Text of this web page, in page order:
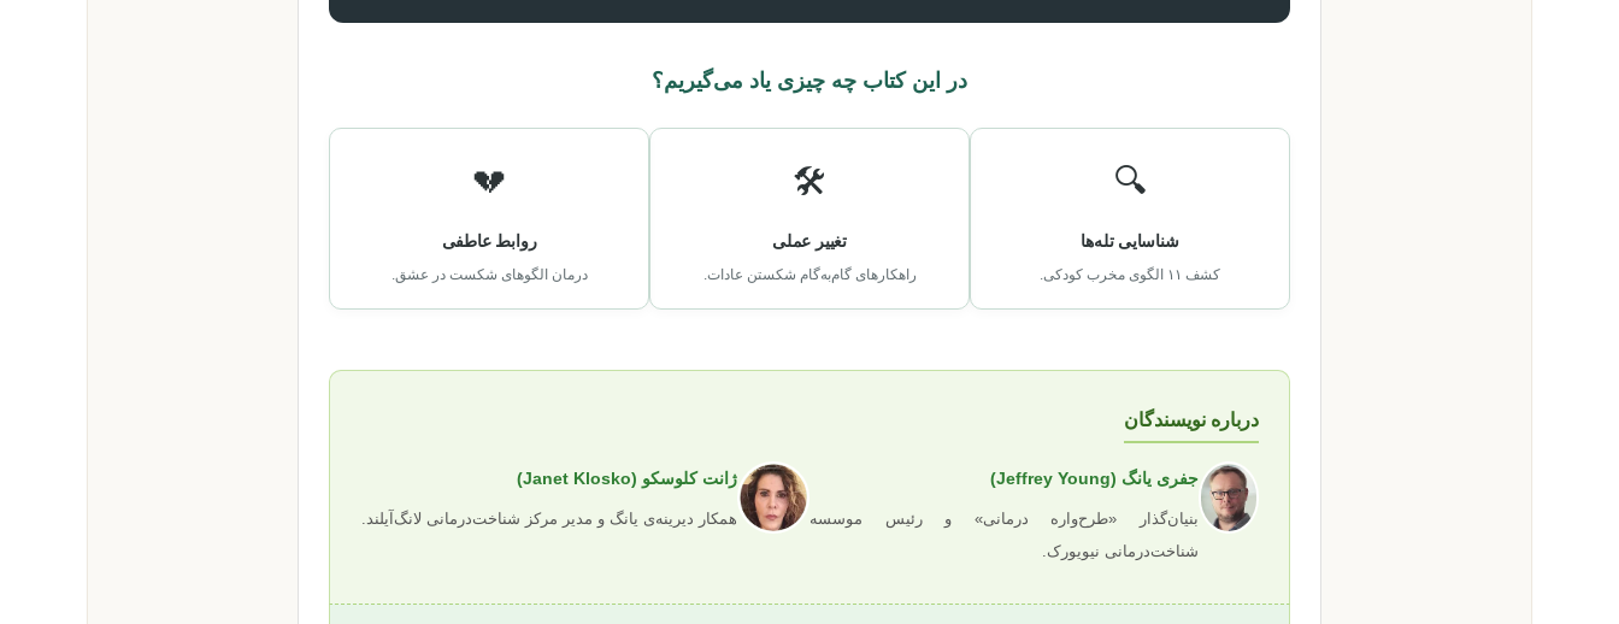
در این کتاب چه چیزی یاد می‌گیریم؟
🔍
شناسایی تله‌ها
کشف ۱۱ الگوی مخرب کودکی.
🛠️
تغییر عملی
راهکارهای گام‌به‌گام شکستن عادات.
💔
روابط عاطفی
درمان الگوهای شکست در عشق.
درباره نویسندگان
جفری یانگ (Jeffrey Young)
بنیان‌گذار «طرح‌واره درمانی» و رئیس موسسه
شناخت‌درمانی نیویورک.
ژانت کلوسکو (Janet Klosko)
همکار دیرینه‌ی یانگ و مدیر مرکز شناخت‌درمانی لانگ‌آیلند.